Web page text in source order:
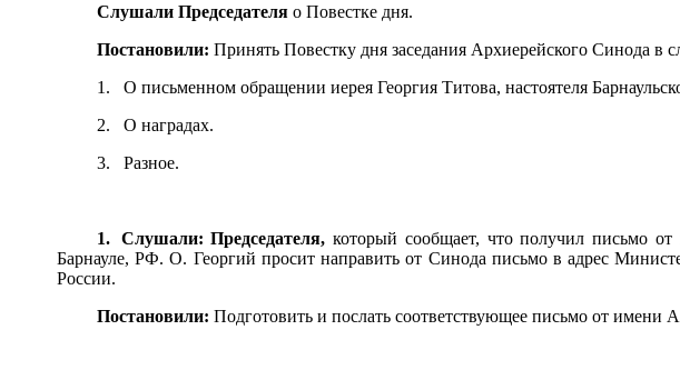
Слушали Председателя о Повестке дня.
Постановили: Принять Повестку дня заседания Архиерейского Синода в
1.
О письменном обращении иерея Георгия Титова, настоятеля
2.
О наградах.
3.
Разное.
1. Слушали: Председателя,который сообщает, что получил письмо
Барнауле, РФ. О. Георгий просит направить от Синода письмо в адрес
России.
Постановили: Подготовить и послать соответствующее письмо от имени